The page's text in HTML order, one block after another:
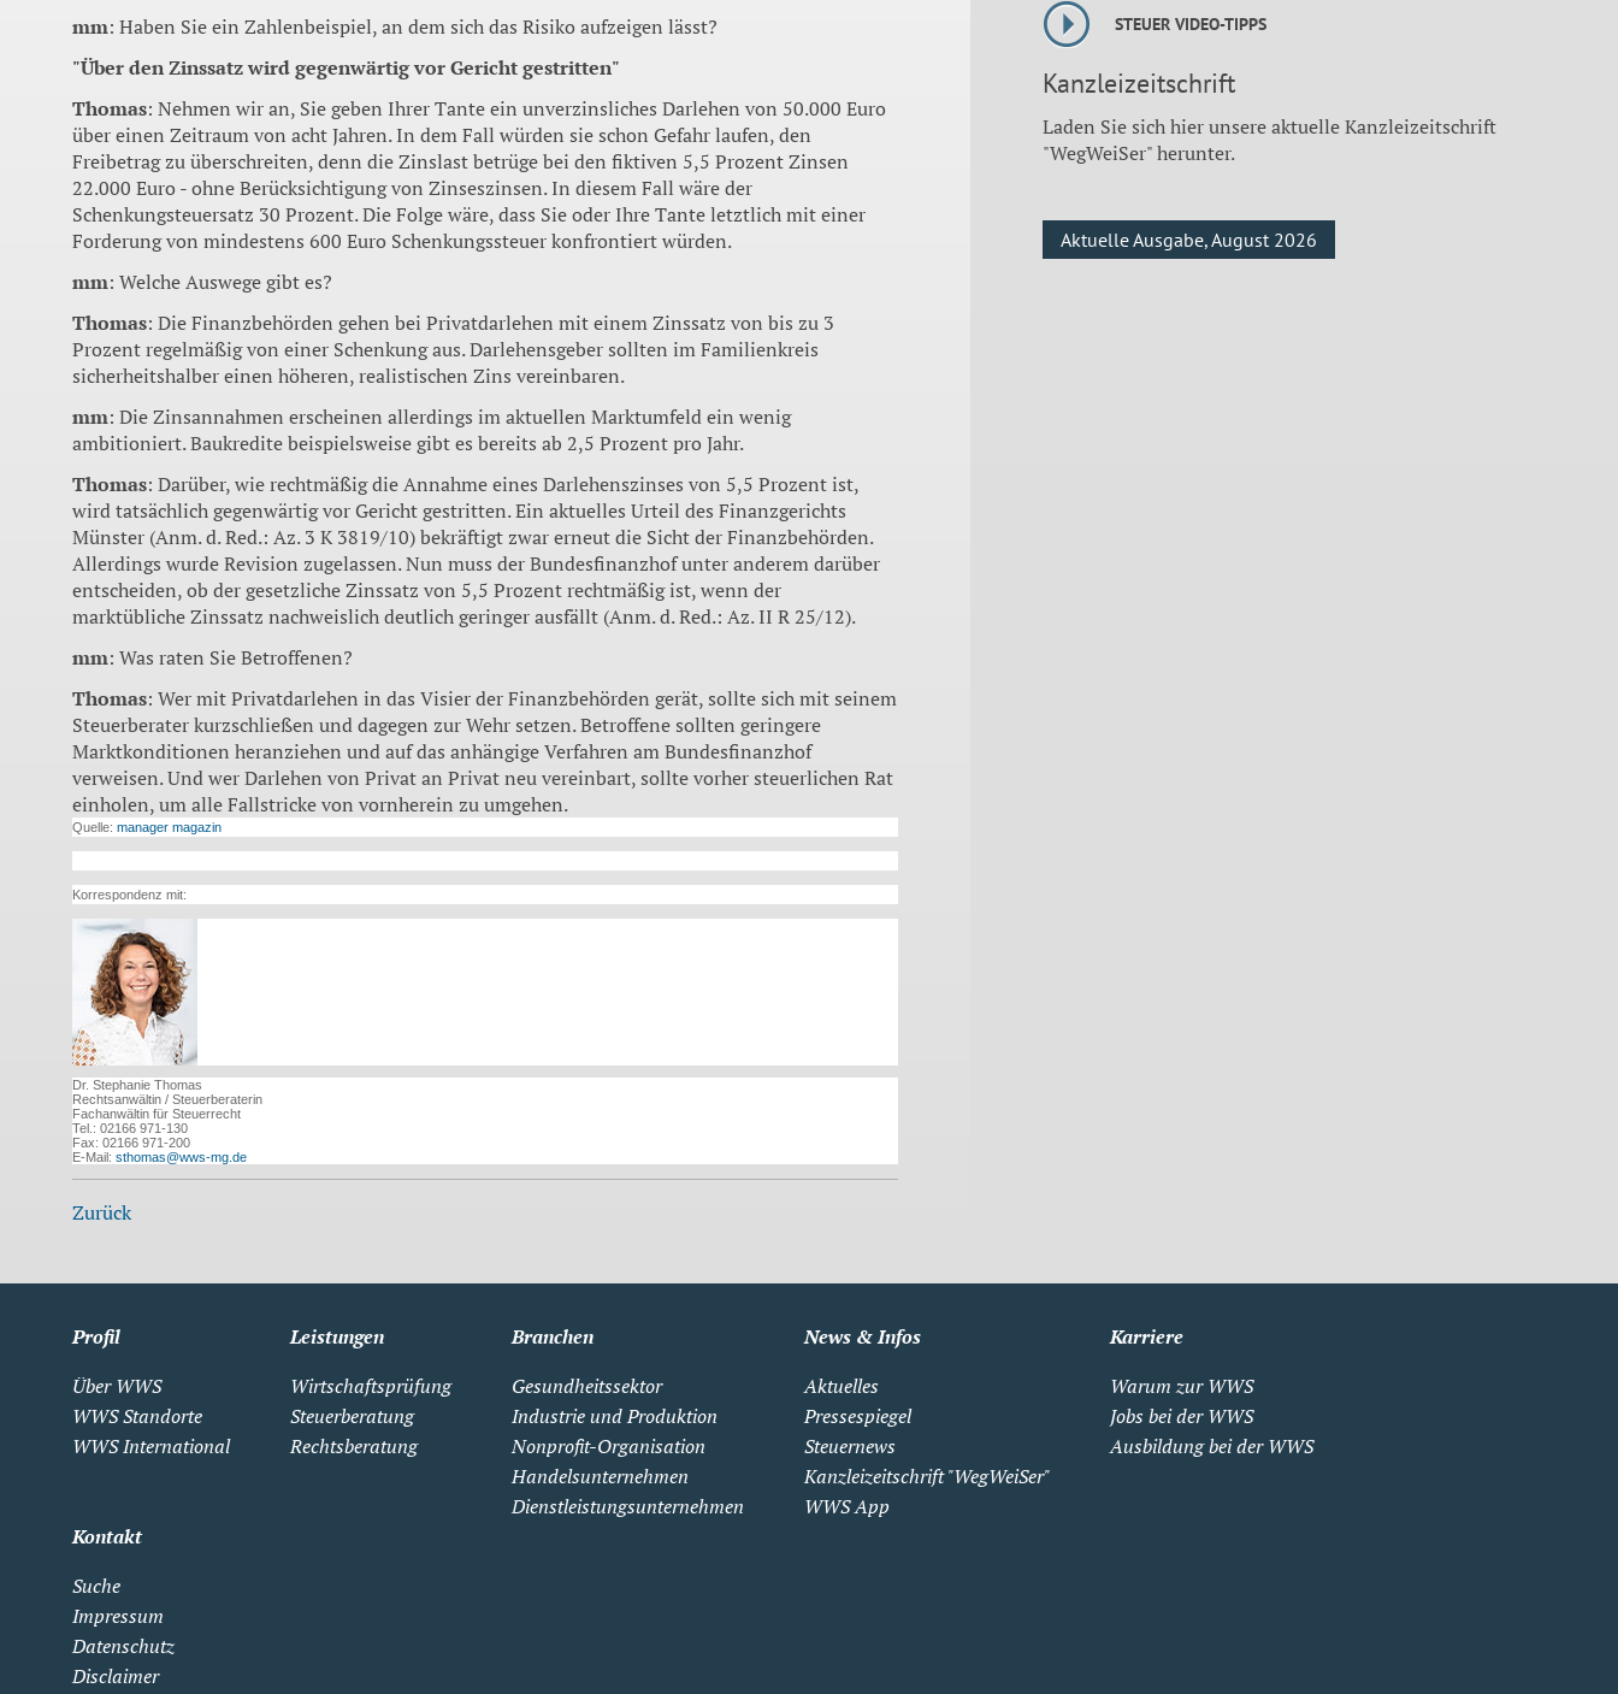
mm: Haben Sie ein Zahlenbeispiel, an dem sich das Risiko aufzeigen lässt?
"Über den Zinssatz wird gegenwärtig vor Gericht gestritten"
Thomas: Nehmen wir an, Sie geben Ihrer Tante ein unverzinsliches Darlehen von 50.000 Euro
über einen Zeitraum von acht Jahren. In dem Fall würden sie schon Gefahr laufen, den
Freibetrag zu überschreiten, denn die Zinslast betrüge bei den fiktiven 5,5 Prozent Zinsen
22.000 Euro - ohne Berücksichtigung von Zinseszinsen. In diesem Fall wäre der
Schenkungsteuersatz 30 Prozent. Die Folge wäre, dass Sie oder Ihre Tante letztlich mit einer
Forderung von mindestens 600 Euro Schenkungssteuer konfrontiert würden.
mm: Welche Auswege gibt es?
Thomas: Die Finanzbehörden gehen bei Privatdarlehen mit einem Zinssatz von bis zu 3
Prozent regelmäßig von einer Schenkung aus. Darlehensgeber sollten im Familienkreis
sicherheitshalber einen höheren, realistischen Zins vereinbaren.
mm: Die Zinsannahmen erscheinen allerdings im aktuellen Marktumfeld ein wenig
ambitioniert. Baukredite beispielsweise gibt es bereits ab 2,5 Prozent pro Jahr.
Thomas: Darüber, wie rechtmäßig die Annahme eines Darlehenszinses von 5,5 Prozent ist,
wird tatsächlich gegenwärtig vor Gericht gestritten. Ein aktuelles Urteil des Finanzgerichts
Münster (Anm. d. Red.: Az. 3 K 3819/10) bekräftigt zwar erneut die Sicht der Finanzbehörden.
Allerdings wurde Revision zugelassen. Nun muss der Bundesfinanzhof unter anderem darüber
entscheiden, ob der gesetzliche Zinssatz von 5,5 Prozent rechtmäßig ist, wenn der
marktübliche Zinssatz nachweislich deutlich geringer ausfällt (Anm. d. Red.: Az. II R 25/12).
mm: Was raten Sie Betroffenen?
Thomas: Wer mit Privatdarlehen in das Visier der Finanzbehörden gerät, sollte sich mit seinem
Steuerberater kurzschließen und dagegen zur Wehr setzen. Betroffene sollten geringere
Marktkonditionen heranziehen und auf das anhängige Verfahren am Bundesfinanzhof
verweisen. Und wer Darlehen von Privat an Privat neu vereinbart, sollte vorher steuerlichen Rat
einholen, um alle Fallstricke von vornherein zu umgehen.
Quelle: manager magazin
Korrespondenz mit:
Dr. Stephanie Thomas
Rechtsanwältin / Steuerberaterin
Fachanwältin für Steuerrecht
Tel.: 02166 971-130
Fax: 02166 971-200
E-Mail: sthomas@wws-mg.de
Zurück
STEUER VIDEO-TIPPS
Kanzleizeitschrift
Laden Sie sich hier unsere aktuelle Kanzleizeitschrift
"WegWeiSer" herunter.
Aktuelle Ausgabe, August 2026
Profil
Über WWS
WWS Standorte
WWS International
Leistungen
Wirtschaftsprüfung
Steuerberatung
Rechtsberatung
Branchen
Gesundheitssektor
Industrie und Produktion
Nonprofit-Organisation
Handelsunternehmen
Dienstleistungsunternehmen
News & Infos
Aktuelles
Pressespiegel
Steuernews
Kanzleizeitschrift "WegWeiSer"
WWS App
Karriere
Warum zur WWS
Jobs bei der WWS
Ausbildung bei der WWS
Kontakt
Suche
Impressum
Datenschutz
Disclaimer